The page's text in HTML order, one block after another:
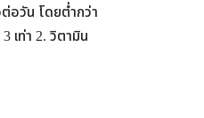
อวัน โดยต่ำกว่า
เท่า 2. วิตามิน